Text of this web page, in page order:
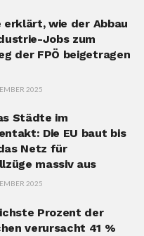
erklärt, wie der Abbau
Jobs zum
der FPÖ beigetragen
2025
Städte im
Die EU baut bis
Netz für
massiv aus
2025
Prozent der
verursacht 41 %